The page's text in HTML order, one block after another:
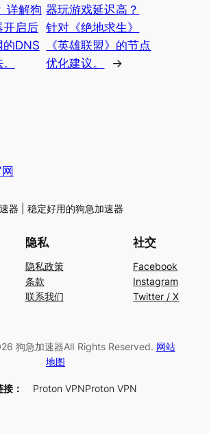
详解狗
开启后
的DNS
器玩游戏延迟高？
针对《绝地求生》
《英雄联盟》的节点
优化建议。
→
器 | 稳定好用的狗急加速器
隐私
隐私政策
条款
联系我们
社交
Facebook
Instagram
Twitter / X
狗急加速器AlI Rights Reserved. 网站
地图
： Proton VPNProton VPN